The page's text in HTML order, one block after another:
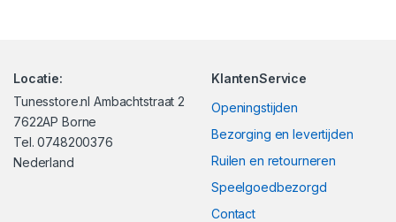
Locatie:
Tunesstore.nl Ambachtstraat 2
7622AP Borne
Tel. 0748200376
Nederland
KlantenService
Openingstijden
Bezorging en levertijden
Ruilen en retourneren
Speelgoedbezorgd
Contact